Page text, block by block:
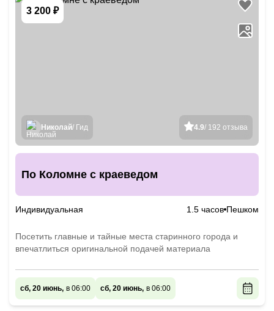
3 200 ₽
4.9/ 192 отзыва
Николай/ Гид
По Коломне с краеведом
Индивидуальная 1.5 часов Пешком
Посетить главные и тайные места старинного города и
впечатлиться оригинальной подачей материала
сб, 20 июнь, в 06:00 сб, 20 июнь, в 06:00